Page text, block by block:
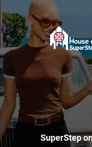
SuperStep